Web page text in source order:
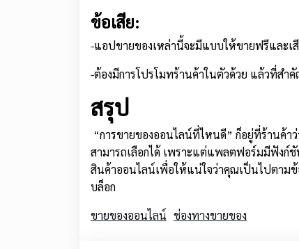
ข้อเสีย:
-แอปขายของเหล่านี้จะมีแบบให้ขายฟรีและเสี
-ต้องมีการโปรโมทร้านค้าในตัวด้วย แล้วที่ส
สรุป
“การขายของออนไลน์ที่ไหนดี” ก็อยู่ที่ร้านค้า
สามารถเลือกได้ เพราะแต่แพลตฟอร์มมีฟังก์
สินค้าออนไลน์เพื่อให้แน่ใจว่าคุณเป็นไปตา
บล็อก
ขายของออนไลน์ ช่องทางขายของ